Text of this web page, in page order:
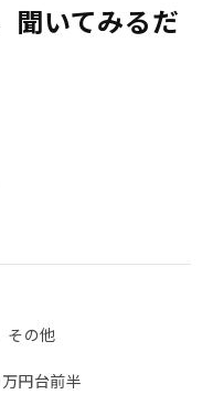
聞いてみるだ
その他
円台前半